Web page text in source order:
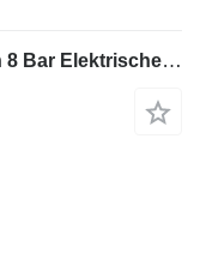
Airmec KA25200 C 2 PK 200 L / min 8 Bar Elektrische Zuigercompre